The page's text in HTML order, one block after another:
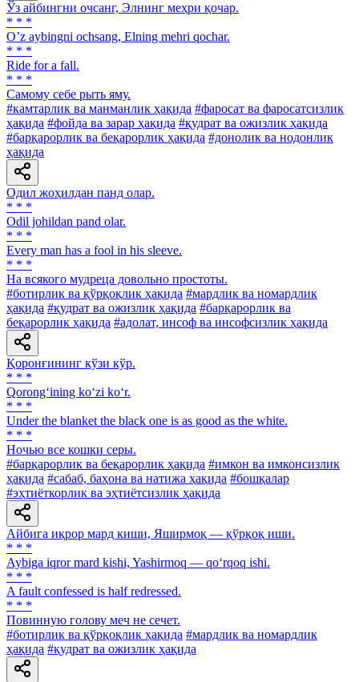
Ўз айбингни очсанг, Элнинг меҳри қочар.
* * *
Oʼz aybingni ochsang, Elning mehri qochar.
* * *
Ride for a fall.
* * *
Самому себе рыть яму.
#камтарлик ва манманлик ҳақида #фаросат ва фаросатсизлик
ҳақида #фойда ва зарар ҳақида #қудрат ва ожизлик ҳақида
#барқарорлик ва беқарорлик ҳақида #донолик ва нодонлик
ҳақида
Одил жоҳилдан панд олар.
* * *
Odil johildan pand olar.
* * *
Every man has a fool in his sleeve.
* * *
На всякого мудреца довольно простоты.
#ботирлик ва қўрқоқлик ҳақида #мардлик ва номардлик
ҳақида #қудрат ва ожизлик ҳақида #барқарорлик ва
беқарорлик ҳақида #адолат, инсоф ва инсофсизлик ҳақида
Қоронғининг кўзи кўр.
* * *
Qorong‘ining ko‘zi ko‘r.
* * *
Under the blanket the black one is as good as the white.
* * *
Ночью все кошки серы.
#барқарорлик ва беқарорлик ҳақида #имкон ва имконсизлик
ҳақида #сабаб, баҳона ва натижа ҳақида #бошқалар
#эҳтиёткорлик ва эҳтиётсизлик ҳақида
Айбига иқрор мард киши, Яширмоқ — қўрқоқ иши.
* * *
Aybiga iqror mard kishi, Yashirmoq — qo‘rqoq ishi.
* * *
A fault confessed is half redressed.
* * *
Повинную голову меч не сечет.
#ботирлик ва қўрқоқлик ҳақида #мардлик ва номардлик
ҳақида #қудрат ва ожизлик ҳақида